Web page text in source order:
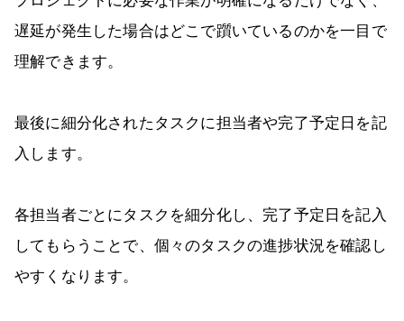
遅延が発生した場合はどこで躓いているのかを一目で
理解できます。
最後に細分化されたタスクに担当者や完了予定日を記
入します。
各担当者ごとにタスクを細分化し、完了予定日を記入
してもらうことで、個々のタスクの進捗状況を確認し
やすくなります。